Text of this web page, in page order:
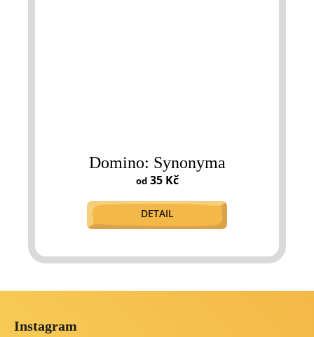
Domino: Synonyma
od35 Kč
DETAIL
Instagram